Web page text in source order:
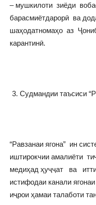
– мушкилоти зиёди
барасмиётдарорӣ ва
шаҳодатномаҳо аз
карантинӣ.
Судмандии таъсиси
“Равзанаи ягона” ин
иштирокчии амалиёти
медиҳад ҳуҷҷат ва
истифодаи канали
иҷрои ҳамаи талаботи